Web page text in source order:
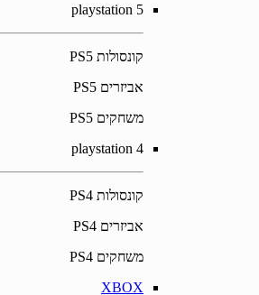
playstation 5
קונסולות PS5
אביזרים PS5
משחקים PS5
playstation 4
קונסולות PS4
אביזרים PS4
משחקים PS4
XBOX